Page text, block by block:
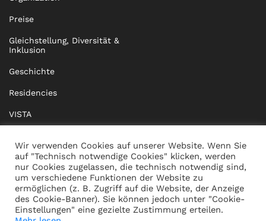
Preise
Gleichstellung, Diversität &
Inklusion
Geschichte
Residencies
VISTA
BRIDGE Network
Dokumente
Wir verwenden Cookies auf unserer Website. Wenn Sie
auf "Technisch notwendige Cookies" klicken, werden
nur Cookies zugelassen, die technisch notwendig sind,
um verschiedene Funktionen der Website zu
ermöglichen (z. B. Zugriff auf die Website, der Anzeige
des Cookie-Banner). Sie können jedoch unter "Cookie-
Einstellungen" eine gezielte Zustimmung erteilen.